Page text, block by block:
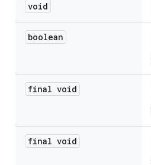
void
boolean
final void
final void